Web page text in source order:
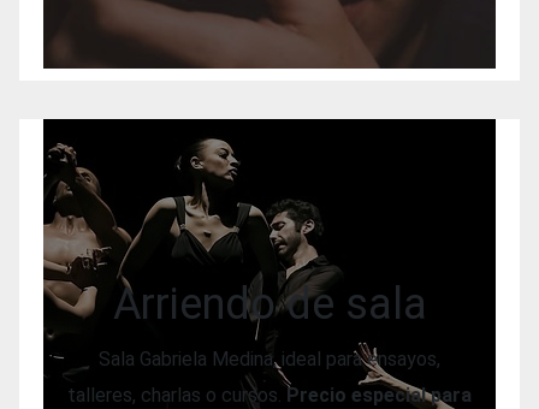
Arriendo de sala
Sala Gabriela Medina, ideal para ensayos,
talleres, charlas o cursos. Precio especial para